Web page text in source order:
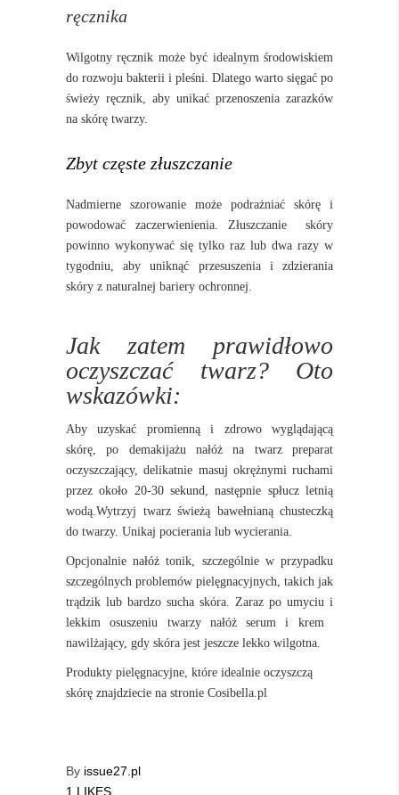
ręcznika
Wilgotny ręcznik może być idealnym środowiskiem
do rozwoju bakterii i pleśni. Dlatego warto sięgać po
świeży ręcznik, aby unikać przenoszenia zarazków
na skórę twarzy.
Zbyt częste złuszczanie
Nadmierne szorowanie może podrażniać skórę i
powodować zaczerwienienia. Złuszczanie
skóry
powinno wykonywać się tylko raz lub dwa razy w
tygodniu, aby uniknąć przesuszenia i zdzierania
skóry z naturalnej bariery ochronnej.
Jak zatem prawidłowo
oczyszczać twarz? Oto
wskazówki:
Aby uzyskać promienną i zdrowo wyglądającą
skórę, po demakijażu nałóż na twarz preparat
oczyszczający, delikatnie masuj okrężnymi ruchami
przez około 20-30 sekund, następnie spłucz letnią
wodą.Wytrzyj twarz świeżą bawełnianą chusteczką
do twarzy. Unikaj pocierania lub wycierania.
Opcjonalnie nałóż tonik, szczególnie w przypadku
szczególnych problemów pielęgnacyjnych, takich jak
trądzik lub bardzo sucha skóra. Zaraz po umyciu i
lekkim osuszeniu twarzy nałóż serum i krem ​​
nawilżający, gdy skóra jest jeszcze lekko wilgotna.
Produkty pielęgnacyjne, które idealnie oczyszczą
skórę znajdziecie na stronie Cosibella.pl
By issue27.pl
1 LIKES